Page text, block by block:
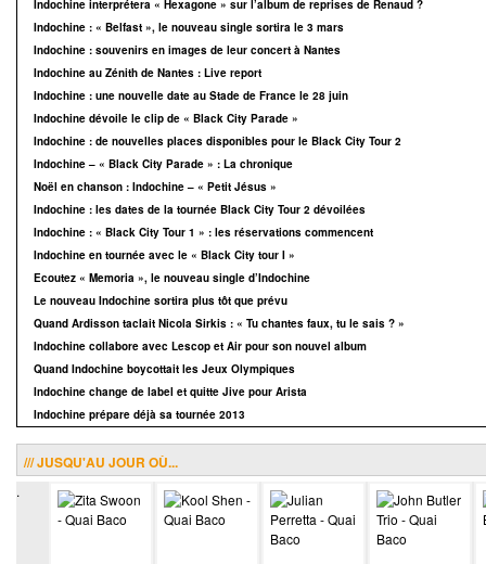
Indochine interprétera « Hexagone » sur l’album de reprises de Renaud ?
Indochine : « Belfast », le nouveau single sortira le 3 mars
Indochine : souvenirs en images de leur concert à Nantes
Indochine au Zénith de Nantes : Live report
Indochine : une nouvelle date au Stade de France le 28 juin
Indochine dévoile le clip de « Black City Parade »
Indochine : de nouvelles places disponibles pour le Black City Tour 2
Indochine – « Black City Parade » : La chronique
Noël en chanson : Indochine – « Petit Jésus »
Indochine : les dates de la tournée Black City Tour 2 dévoilées
Indochine : « Black City Tour 1 » : les réservations commencent
Indochine en tournée avec le « Black City tour I »
Ecoutez « Memoria », le nouveau single d’Indochine
Le nouveau Indochine sortira plus tôt que prévu
Quand Ardisson taclait Nicola Sirkis : « Tu chantes faux, tu le sais ? »
Indochine collabore avec Lescop et Air pour son nouvel album
Quand Indochine boycottait les Jeux Olympiques
Indochine change de label et quitte Jive pour Arista
Indochine prépare déjà sa tournée 2013
/// JUSQU'AU JOUR OÙ...
.